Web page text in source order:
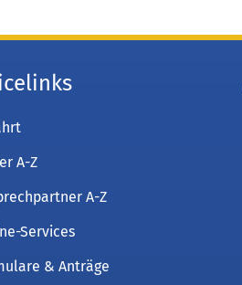
A-Z
A-Z
Services
& Anträge